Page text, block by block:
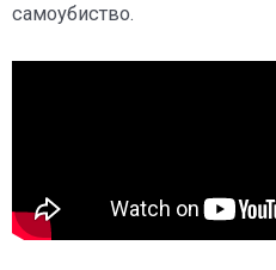
самоубиство.